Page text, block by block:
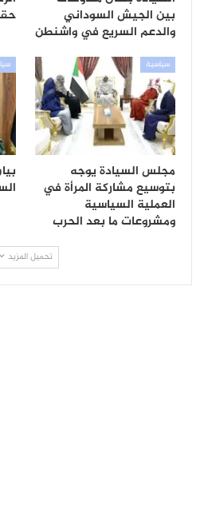
بين الجيش السوداني
والدعم السريع في واشنطن
سياسية
مجلس السيادة يوجه
بتوسيع مشاركة المرأة في
العملية السياسية
ومشروعات ما بعد الحرب
تحميل المزيد